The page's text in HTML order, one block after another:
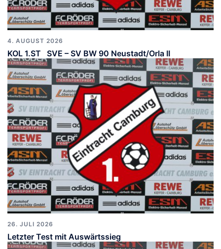
4. AUGUST 2026
KOL 1.ST SVE – SV BW 90 Neustadt/Orla II
26. JULI 2026
Letzter Test mit Auswärtssieg